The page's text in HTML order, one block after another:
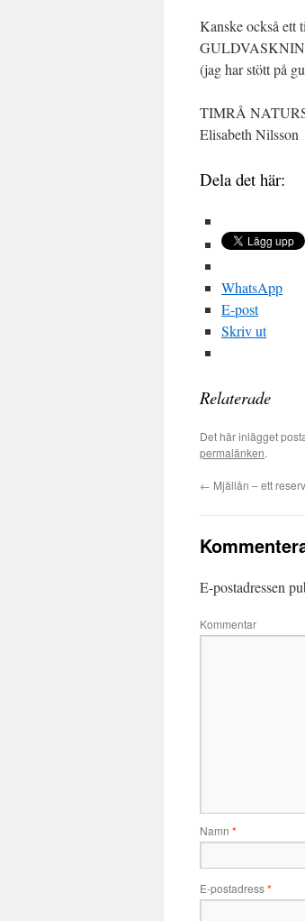
Kanske också ett
(jag har stött på
TIMRÅ
Elisabeth Nilsson
Dela det här:
WhatsApp
E-post
Skriv ut
Relaterade
Det här inlägget
permalänken.
← Mjällån – ett
E-postadressen
Kommentar
Namn *
E-postadress*